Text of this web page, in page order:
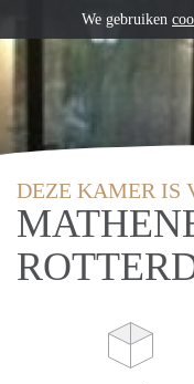
DEZE KAMER IS
We gebruiken